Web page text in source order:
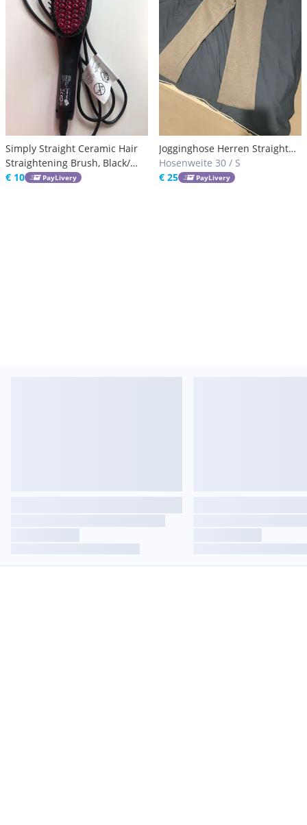
Simply Straight Ceramic Hair
Straightening Brush, Black/
Pink by Simply Straight
€ 10 PayLivery
Jogginghose Herren Straight
Fit Größe : S Neu Straight
Fleece Amazon Essentials
Hosenweite 30 / S
€ 25
PayLivery